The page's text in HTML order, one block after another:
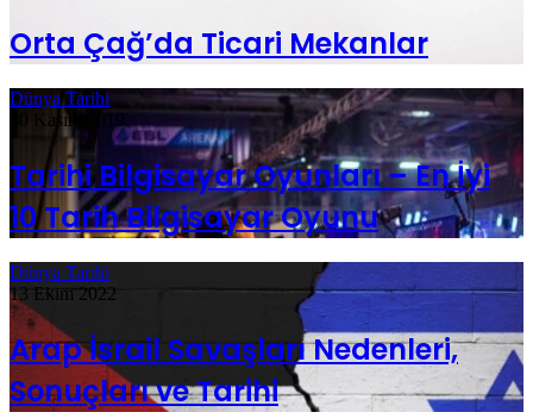
Orta Çağ’da Ticari Mekanlar
Dünya Tarihi
30 Kasım 2019
Tarihi Bilgisayar Oyunları – En İyi
10 Tarih Bilgisayar Oyunu
Dünya Tarihi
13 Ekim 2022
Arap İsrail Savaşları Nedenleri,
Sonuçları ve Tarihi